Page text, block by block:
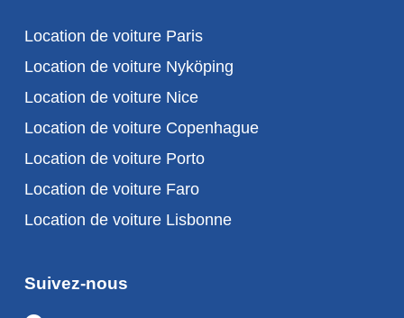
Location de voiture Paris
Location de voiture Nyköping
Location de voiture Nice
Location de voiture Copenhague
Location de voiture Porto
Location de voiture Faro
Location de voiture Lisbonne
Suivez-nous